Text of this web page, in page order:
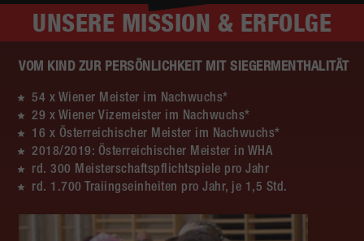
UNSERE MISSION & ERFOLGE
VOM KIND ZUR PERSÖNLICHKEIT MIT SIEGERMENTHALITÄT
54 x Wiener Meister im Nachwuchs*
29 x Wiener Vizemeister im Nachwuchs*
16 x Österreichischer Meister im Nachwuchs*
2018/2019: Österreichischer Meister in WHA
rd. 300 Meisterschaftspflichtspiele pro Jahr
rd. 1.700 Traiingseinheiten pro Jahr, je 1,5 Std.